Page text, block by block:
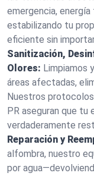
emergencia,
estabilizando tu
eficiente sin
Sanitización,
Olores: Limpiamos
áreas afectadas,
Nuestros
PR aseguran que
verdaderamente
Reparación y
alfombra, nuestro
por